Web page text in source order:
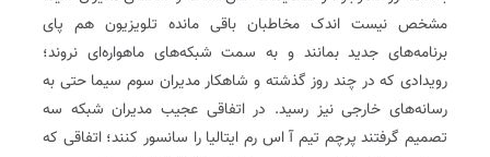
مشخص نیست اندک مخاطبان باقی مانده تلویزیون هم پای
برنامه‌های جدید بمانند و به سمت شبکه‌های ماهواره‌ای نروند؛
رویدادی که در چند روز گذشته و شاهکار مدیران سوم سیما حتی به
رسانه‌های خارجی نیز رسید. در اتفاقی عجیب مدیران شبکه سه
تصمیم گرفتند پرچم تیم آ اس رم ایتالیا را سانسور کنند؛ اتفاقی که